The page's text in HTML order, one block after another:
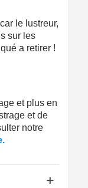
le lustreur,
sur les
a retirer !
et plus en
et de
notre